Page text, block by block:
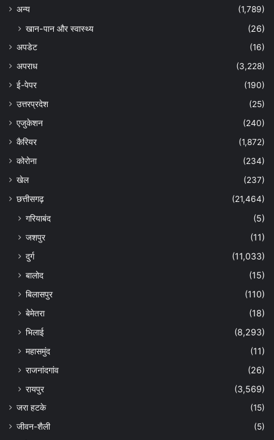
अन्‍य
(1,789)
खान-पान और स्वास्थ्य (26)
अपडेट
(16)
अपराध
(3,228)
ई-पेपर
(190)
उत्तरप्रदेश
(25)
एजुकेशन
(240)
कैरियर
(1,872)
कोरोना
(234)
खेल
(237)
छत्तीसगढ़
(21,464)
गरियाबंद
(5)
जशपुर
(11)
दुर्ग
(11,033)
बालोद
(15)
बिलासपुर
(110)
बेमेतरा
(18)
भिलाई
(8,293)
महासमुंद
(11)
राजनांदगांव
(26)
रायपुर
(3,569)
जरा हटके
(15)
जीवन-शैली
(5)